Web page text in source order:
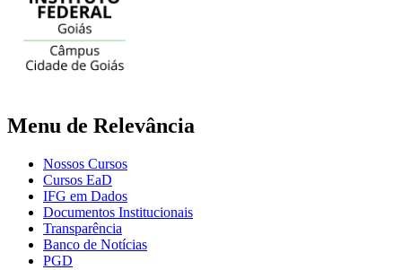
Menu de Relevância
Nossos Cursos
Cursos EaD
IFG em Dados
Documentos Institucionais
Transparência
Banco de Notícias
PGD